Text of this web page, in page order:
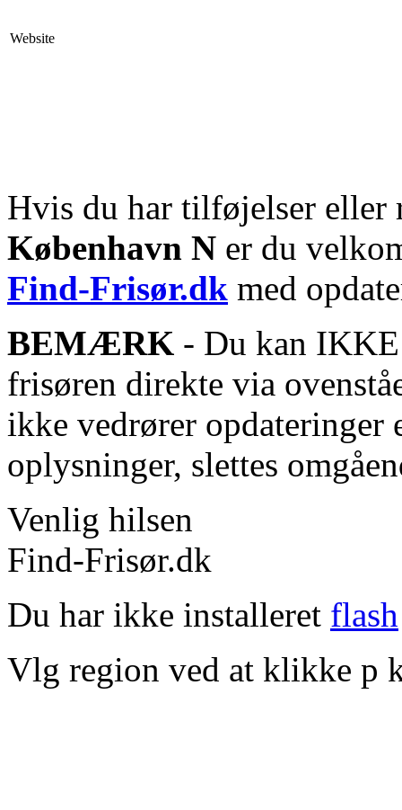
Website
Hvis du har tilføjelser eller
København N er du
Find-Frisør.dk med
BEMÆRK - Du kan IKKE
frisøren direkte via
ikke vedrører opdateringer
oplysninger, slettes
Venlig hilsen
Find-Frisør.dk
Du har ikke installeret flash
Vlg region ved at klikke p